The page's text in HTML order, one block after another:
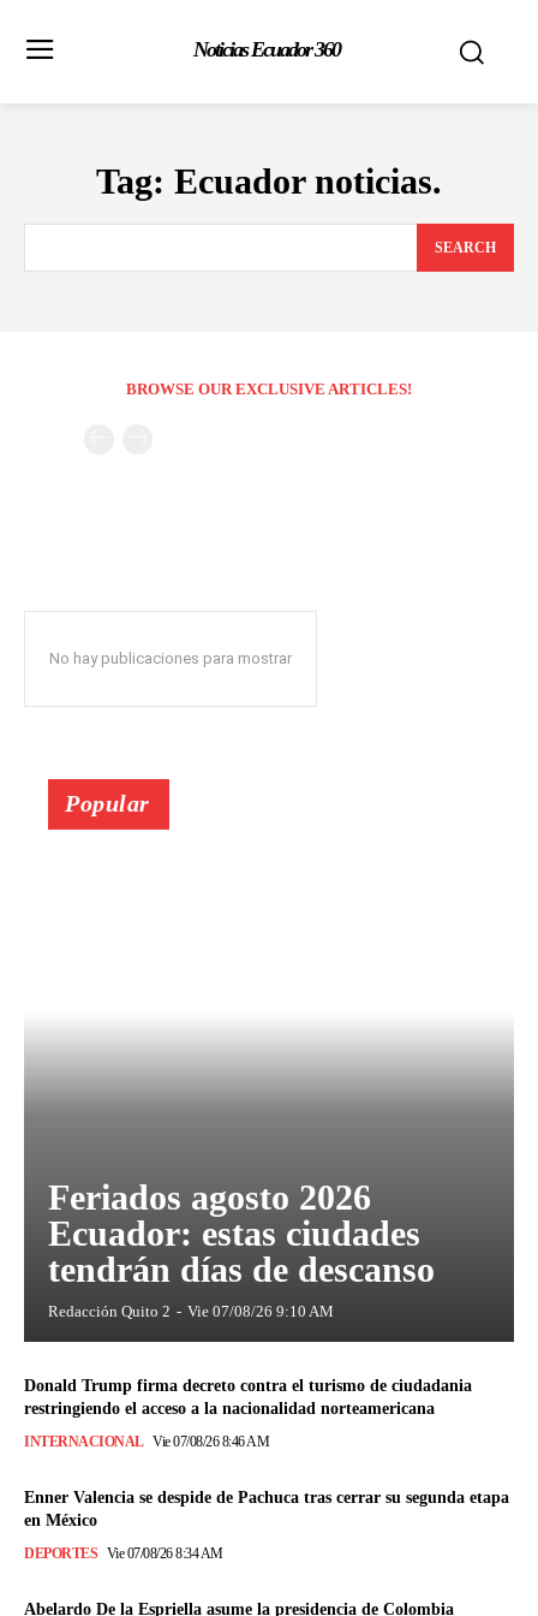
Noticias Ecuador 360
Tag: Ecuador noticias.
SEARCH
BROWSE OUR EXCLUSIVE ARTICLES!
No hay publicaciones para mostrar
Popular
Feriados agosto 2026
Ecuador: estas ciudades
tendrán días de descanso
Redacción Quito 2 - Vie 07/08/26 9:10 AM
Donald Trump firma decreto contra el turismo de ciudadania
restringiendo el acceso a la nacionalidad norteamericana
INTERNACIONAL Vie 07/08/26 8:46 AM
Enner Valencia se despide de Pachuca tras cerrar su segunda etapa
en México
DEPORTES Vie 07/08/26 8:34 AM
Abelardo De la Espriella asume la presidencia de Colombia